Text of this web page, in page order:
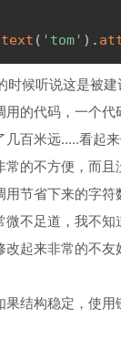
text ( 'tom' ) .
时候听说这是被
用的代码，一个
几百米远.....看起
常的不方便，而且
用节省下来的字符
微不足道，我不知
起来非常的不友
果结构稳定，使